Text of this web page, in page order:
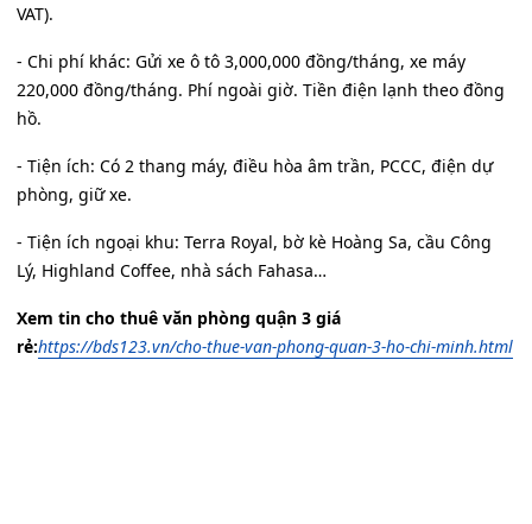
VAT).
- Chi phí khác: Gửi xe ô tô 3,000,000 đồng/tháng, xe máy
220,000 đồng/tháng. Phí ngoài giờ. Tiền điện lạnh theo đồng
hồ.
- Tiện ích: Có 2 thang máy, điều hòa âm trần, PCCC, điện dự
phòng, giữ xe.
- Tiện ích ngoại khu: Terra Royal, bờ kè Hoàng Sa, cầu Công
Lý, Highland Coffee, nhà sách Fahasa…
Xem tin cho thuê văn phòng quận 3 giá
rẻ:https://bds123.vn/cho-thue-van-phong-quan-3-ho-chi-minh.html